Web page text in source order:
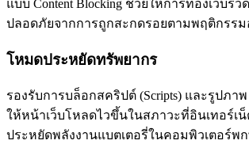
แบบ Content Blocking ช่วยให้การท่องเว็บรว
ปลอดภัยจากการถูกสะกดรอยตามพฤติกรร
โหมดประหยัดทรัพยากร
รองรับการบล็อกสคริปต์ (Scripts) และรูปภาพ
ให้หน้าเว็บโหลดไวขึ้นในสภาวะที่อินเทอร์เ
ประหยัดพลังงานแบตเตอรี่ในคอมพิวเตอร์พ